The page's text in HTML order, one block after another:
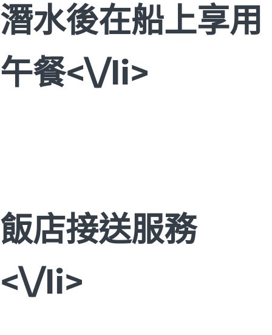
潛水後在船上享用
午餐<\/li>
飯店接送服務
<\/li>